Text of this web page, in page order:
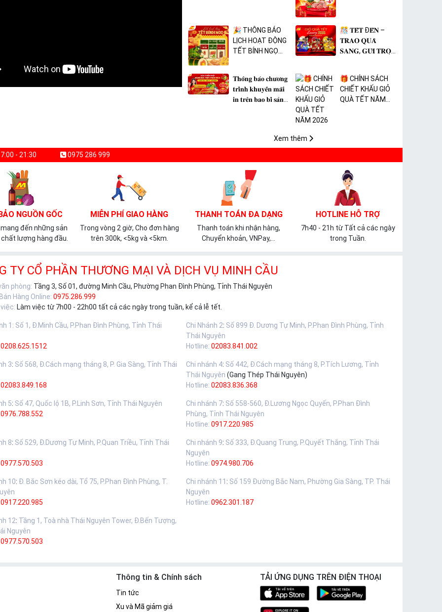
🎉 THÔNG BÁO
LỊCH HOẠT ĐỘNG
TẾT BÍNH NGỌ
🎊 𝐓𝐄̂́𝐓 Đ𝐄̂́𝐍 –
𝐓𝐑𝐀𝐎 𝐐𝐔𝐀̀
𝐒𝐀𝐍𝐆, 𝐆𝐔̛̉𝐈 𝐓𝐑𝐎̣𝐍
𝐓𝐡𝐨̂𝐧𝐠 𝐛𝐚́𝐨 𝐜𝐡𝐮̛𝐨̛𝐧𝐠
𝐭𝐫𝐢̀𝐧𝐡 𝐤𝐡𝐮𝐲𝐞̂́𝐧 𝐦𝐚̃𝐢
𝐢𝐧 𝐭𝐫𝐞̂𝐧 𝐛𝐚𝐨 𝐛𝐢̀ 𝐬𝐚̉𝐧
🎁 CHÍNH SÁCH
CHIẾT KHẤU GIỎ
QUÀ TẾT NĂM
Xem thêm
- 21:30 0975 286 999
NGUỒN GỐC
đến những sản
lượng hàng đầu.
MIỄN PHÍ GIAO HÀNG
Trong vòng 2 giờ, Cho đơn hàng
trên 300k, <5kg và <5km.
THANH TOÁN ĐA DẠNG
Thanh toán khi nhận hàng,
Chuyển khoản, VNPay,...
HOTLINE HỖ TRỢ
7h40 - 21h từ Tất cả các ngày
trong Tuần.
TY CỔ PHẦN THƯƠNG MẠI VÀ DỊCH VỤ MINH CẦU
phòng: Tầng 3, Số 01, đường Minh Cầu, Phường Phan Đình Phùng, Tỉnh Thái Nguyên
Hàng Online: 0975.286.999
Làm việc từ 7h00 - 22h00 tất cả các ngày trong tuần, kể cả lễ tết.
1 : Số 1, Đ.Minh Cầu, P.Phan Đình Phùng, Tỉnh Thái
0208.625.1512
Chi Nhánh 2: Số 899 Đ. Dương Tự Minh, P.Phan Đình Phùng, Tỉnh
Thái Nguyên
Hotline: 02083.841.002
3: Số 568, Đ.Cách mạng tháng 8, P. Gia Sàng, Tỉnh Thái
02083.849.168
Chi nhánh 4: Số 442, Đ.Cách mạng tháng 8, P.Tích Lương, Tỉnh
Thái Nguyên (Gang Thép Thái Nguyên)
Hotline: 02083.836.368
5: Số 47, Quốc lộ 1B, P.Linh Sơn, Tỉnh Thái Nguyên
0976.788.552
Chi nhánh 7: Số 558-560, Đ.Lương Ngọc Quyến, P.Phan Đình
Phùng, Tỉnh Thái Nguyên
Hotline: 0917.220.985
8: Số 529, Đ.Dương Tự Minh, P.Quan Triều, Tỉnh Thái
0977.570.503
Chi nhánh 9: Số 333, Đ.Quang Trung, P.Quyết Thắng, Tỉnh Thái
Nguyên
Hotline: 0974.980.706
10: Đ. Bắc Sơn kéo dài, Tổ 75, P.Phan Đình Phùng, T.
0917.220.985
Chi nhánh 11 : Số 159 Đường Bắc Nam, Phường Gia Sàng, TP. Thái
Nguyên
Hotline: 0962.301.187
12: Tầng 1, Toà nhà Thái Nguyên Tower, Đ.Bến Tượng,
Nguyên
0977.570.503
Thông tin & Chính sách
Tin tức
Xu và Mã giảm giá
TẢI ỨNG DỤNG TRÊN ĐIỆN THOẠI